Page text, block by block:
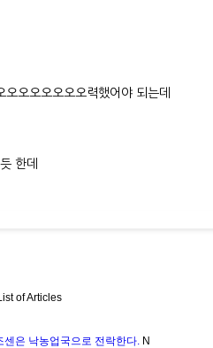
오오오오오오력했어야 되는데
한데
of Articles
센은 낙농업국으로 전락한다. N